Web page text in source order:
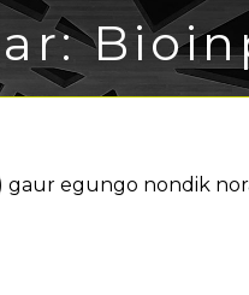
gaur egungo nondik